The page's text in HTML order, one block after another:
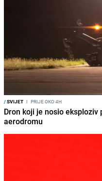
/SVIJET I PRIJE OKO 4H
Dron koji je nosio
aerodromu